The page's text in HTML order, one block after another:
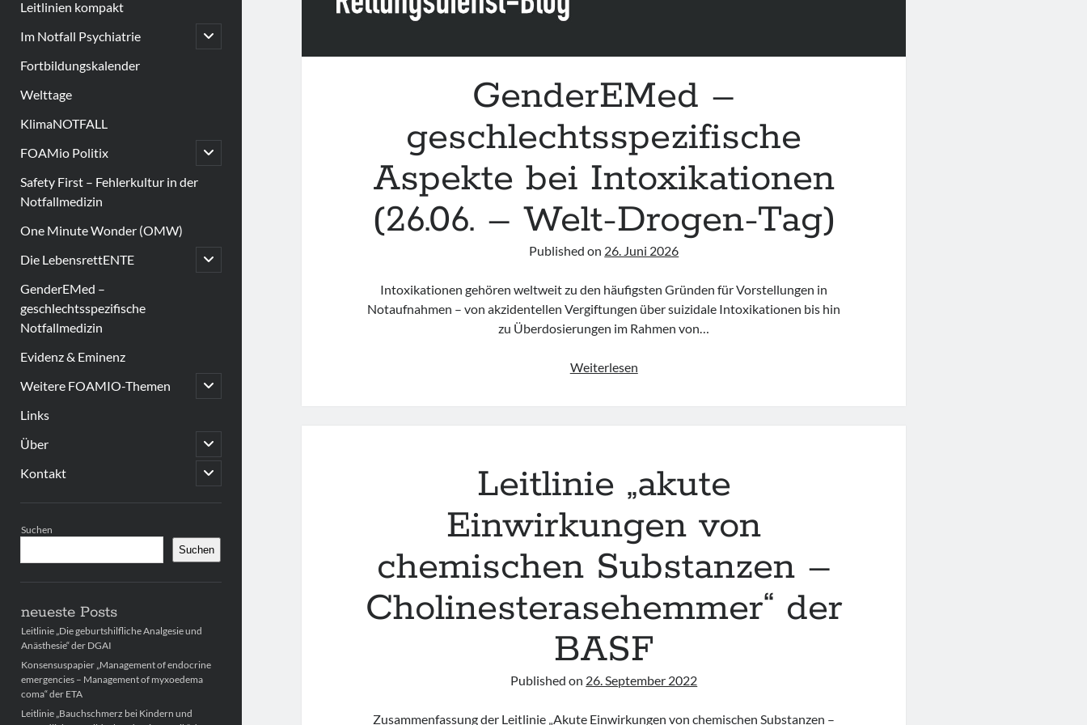
Leitlinien kompakt
Im Notfall Psychiatrie
open
child
Fortbildungskalender
Welttage
KlimaNOTFALL
FOAMio Politix
open
child
Safety First – Fehlerkultur in der
Notfallmedizin
One Minute Wonder (OMW)
Die LebensrettENTE
open
child
GenderEMed –
geschlechtsspezifische
Notfallmedizin
Evidenz & Eminenz
Weitere FOAMIO-Themen
open
child
Links
Über
open
child
menu
Kontakt
open
child
Suchen
Suchen
neueste Posts
Leitlinie „Die geburtshilfliche Analgesie und
Anästhesie“ der DGAI
Konsensuspapier „Management of endocrine
emergencies – Management of myxoedema
coma“ der ETA
Leitlinie „Bauchschmerz bei Kindern und
GenderEMed –
geschlechtsspezifische
Aspekte bei Intoxikationen
(26.06. – Welt-Drogen-Tag)
Published on 26. Juni 2026
Intoxikationen gehören weltweit zu den häufigsten Gründen für Vorstellungen in
Notaufnahmen – von akzidentellen Vergiftungen über suizidale Intoxikationen bis hin
zu Überdosierungen im Rahmen von…
WeiterlesenGenderEMed
(26.06.
Welt-
Drogen-
Tag)
Leitlinie „akute
Einwirkungen von
chemischen Substanzen –
Cholinesterasehemmer“ der
BASF
Published on 26. September 2022
Zusammenfassung der Leitlinie „Akute Einwirkungen von chemischen Substanzen –